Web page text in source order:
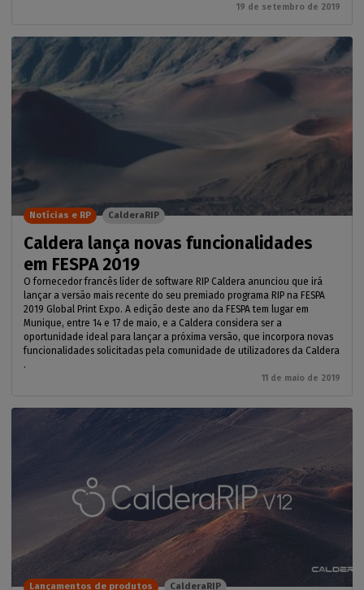
19 de setembro de 2019
Caldera lança novas funcionalidades
em FESPA 2019
O fornecedor francês líder de software RIP Caldera anunciou que irá
lançar a versão mais recente do seu premiado programa RIP na FESPA
2019 Global Print Expo. A edição deste ano da FESPA tem lugar em
Munique, entre 14 e 17 de maio, e a Caldera considera ser a
oportunidade ideal para lançar a próxima versão, que incorpora novas
funcionalidades solicitadas pela comunidade de utilizadores da Caldera
.
11 de maio de 2019
Notícias e RP CalderaRIP
Lançamentos de produtos CalderaRIP